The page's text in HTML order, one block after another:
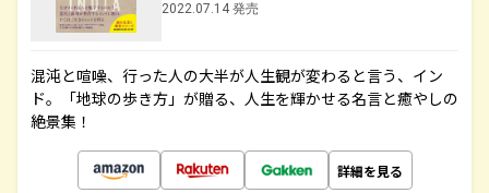
2022.07.14 発売
混沌と喧噪、行った人の大半が人生観が変わると言う、イン
ド。「地球の歩き方」が贈る、人生を輝かせる名言と癒やしの
絶景集！
詳細を見る